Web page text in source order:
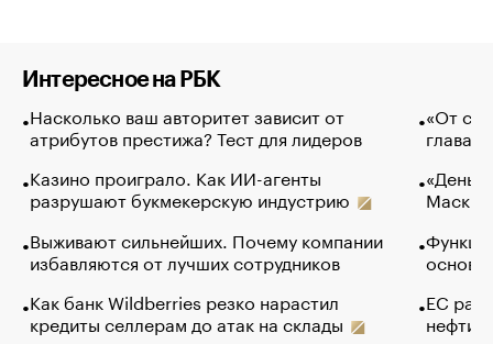
Интересное на РБК
Насколько ваш авторитет зависит от
атрибутов престижа? Тест для лидеров
Казино проиграло. Как ИИ-агенты
разрушают букмекерскую индустрию
Выживают сильнейших. Почему компании
избавляются от лучших сотрудников
Как банк Wildberries резко нарастил
кредиты селлерам до атак на склады
«От
глава
Маск в
основ
ЕС
нефти